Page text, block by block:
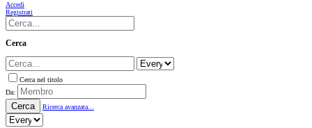
Accedi
Registrati
Cerca
Cerca nel titolo
Da:
Cerca Ricerca avanzata...